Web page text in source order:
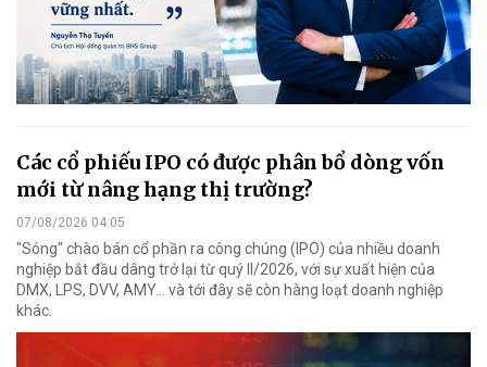
Các cổ phiếu IPO có được phân bổ dòng vốn
mới từ nâng hạng thị trường?
07/08/2026 04:05
"Sóng" chào bán cổ phần ra công chúng (IPO) của nhiều doanh
nghiệp bắt đầu dâng trở lại từ quý II/2026, với sự xuất hiện của
DMX, LPS, DVV, AMY... và tới đây sẽ còn hàng loạt doanh nghiệp
khác.